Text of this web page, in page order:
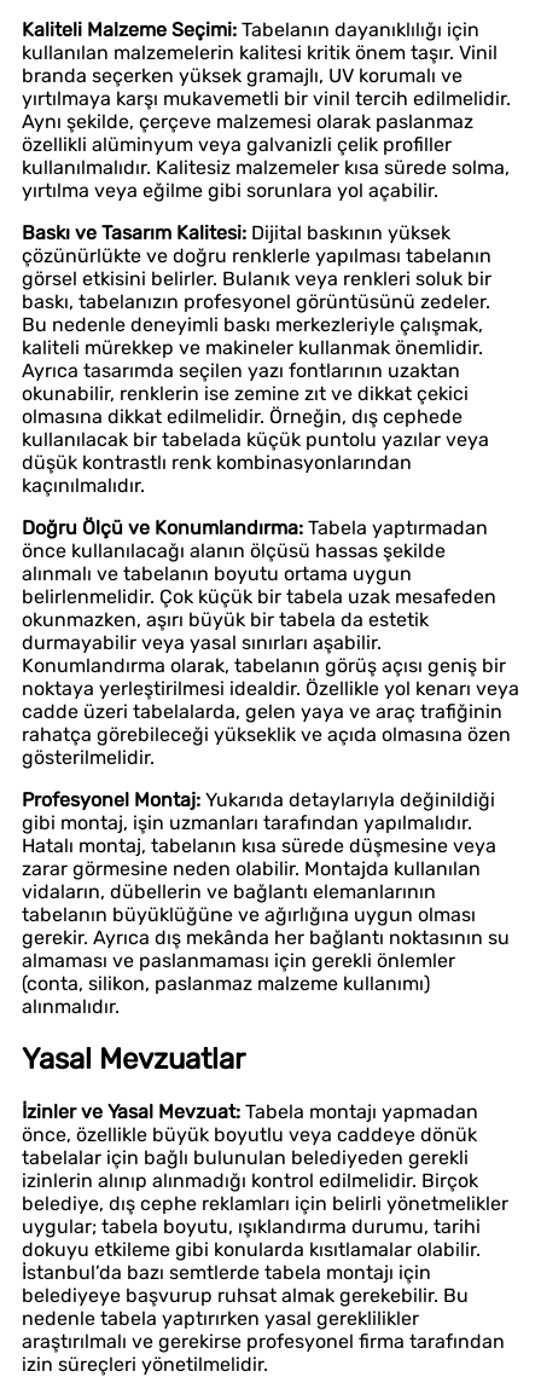
Kaliteli Malzeme Seçimi: Tabelanın dayanıklılığı için
kullanılan malzemelerin kalitesi kritik önem taşır. Vinil
branda seçerken yüksek gramajlı, UV korumalı ve
yırtılmaya karşı mukavemetli bir vinil tercih edilmelidir.
Aynı şekilde, çerçeve malzemesi olarak paslanmaz
özellikli alüminyum veya galvanizli çelik profiller
kullanılmalıdır. Kalitesiz malzemeler kısa sürede solma,
yırtılma veya eğilme gibi sorunlara yol açabilir.
Baskı ve Tasarım Kalitesi: Dijital baskının yüksek
çözünürlükte ve doğru renklerle yapılması tabelanın
görsel etkisini belirler. Bulanık veya renkleri soluk bir
baskı, tabelanızın profesyonel görüntüsünü zedeler.
Bu nedenle deneyimli baskı merkezleriyle çalışmak,
kaliteli mürekkep ve makineler kullanmak önemlidir.
Ayrıca tasarımda seçilen yazı fontlarının uzaktan
okunabilir, renklerin ise zemine zıt ve dikkat çekici
olmasına dikkat edilmelidir. Örneğin, dış cephede
kullanılacak bir tabelada küçük puntolu yazılar veya
düşük kontrastlı renk kombinasyonlarından
kaçınılmalıdır.
Doğru Ölçü ve Konumlandırma: Tabela yaptırmadan
önce kullanılacağı alanın ölçüsü hassas şekilde
alınmalı ve tabelanın boyutu ortama uygun
belirlenmelidir. Çok küçük bir tabela uzak mesafeden
okunmazken, aşırı büyük bir tabela da estetik
durmayabilir veya yasal sınırları aşabilir.
Konumlandırma olarak, tabelanın görüş açısı geniş bir
noktaya yerleştirilmesi idealdir. Özellikle yol kenarı veya
cadde üzeri tabelalarda, gelen yaya ve araç trafiğinin
rahatça görebileceği yükseklik ve açıda olmasına özen
gösterilmelidir.
Profesyonel Montaj: Yukarıda detaylarıyla değinildiği
gibi montaj, işin uzmanları tarafından yapılmalıdır.
Hatalı montaj, tabelanın kısa sürede düşmesine veya
zarar görmesine neden olabilir. Montajda kullanılan
vidaların, dübellerin ve bağlantı elemanlarının
tabelanın büyüklüğüne ve ağırlığına uygun olması
gerekir. Ayrıca dış mekânda her bağlantı noktasının su
almaması ve paslanmaması için gerekli önlemler
(conta, silikon, paslanmaz malzeme kullanımı)
alınmalıdır.
Yasal Mevzuatlar
İzinler ve Yasal Mevzuat: Tabela montajı yapmadan
önce, özellikle büyük boyutlu veya caddeye dönük
tabelalar için bağlı bulunulan belediyeden gerekli
izinlerin alınıp alınmadığı kontrol edilmelidir. Birçok
belediye, dış cephe reklamları için belirli yönetmelikler
uygular; tabela boyutu, ışıklandırma durumu, tarihi
dokuyu etkileme gibi konularda kısıtlamalar olabilir.
İstanbul’da bazı semtlerde tabela montajı için
belediyeye başvurup ruhsat almak gerekebilir. Bu
nedenle tabela yaptırırken yasal gereklilikler
araştırılmalı ve gerekirse profesyonel firma tarafından
izin süreçleri yönetilmelidir.